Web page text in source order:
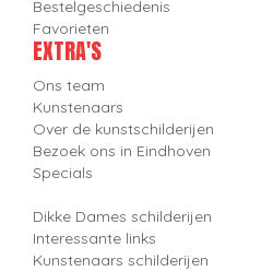
Bestelgeschiedenis
Favorieten
EXTRA'S
Ons team
Kunstenaars
Over de kunstschilderijen
Bezoek ons in Eindhoven
Specials
Dikke Dames schilderijen
Interessante links
Kunstenaars schilderijen